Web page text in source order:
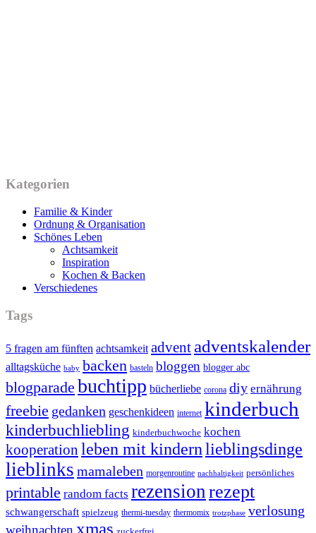
Kategorien
Familie & Kinder
Ordnung & Organisation
Schönes Leben
Achtsamkeit
Inspiration
Kochen & Backen
Verschiedenes
Tags
5 fragen am fünften achtsamkeit advent adventskalender
alltagsküche baby backen basteln bloggen blogger abc
blogparade buchtipp bücherliebe corona diy ernährung
freebie gedanken geschenkideen internet kinderbuch
kinderbuchliebling kinderbuchwoche kochen
kooperation leben mit kindernlieblingsdinge
lieblinks mamaleben morgenroutine nachhaltigkeit persönliches
printable random facts rezensionrezept
schwangerschaft spielzeug thermi-tuesday thermomix trotzphase verlosung
xmas